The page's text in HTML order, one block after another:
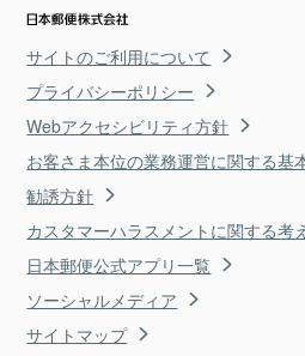
サイトのご利用について
プライバシーポリシー
Webアクセシビリティ方針
お客さま本位の業務運営に関する基
勧誘方針
カスタマーハラスメントに関する考
日本郵便公式アプリ一覧
ソーシャルメディア
サイトマップ